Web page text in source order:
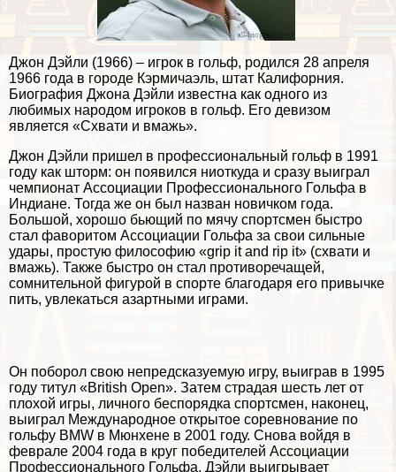
Джон Дэйли (1966) – игрок в гольф, родился 28 апреля
1966 года в городе Кэрмичаэль, штат Калифорния.
Биография Джона Дэйли известна как одного из
любимых народом игроков в гольф. Его девизом
является «Схвати и вмажь».
Джон Дэйли пришел в профессиональный гольф в 1991
году как шторм: он появился ниоткуда и сразу выиграл
чемпионат Ассоциации Профессионального Гольфа в
Индиане. Тогда же он был назван новичком года.
Большой, хорошо бьющий по мячу спортсмен быстро
стал фаворитом Ассоциации Гольфа за свои сильные
удары, простую философию «grip it and rip it» (схвати и
вмажь). Также быстро он стал противоречащей,
сомнительной фигурой в спорте благодаря его привычке
пить, увлекаться азapтными играми.
Он поборол свою непредсказуемую игру, выиграв в 1995
году титул «British Open». Затем страдая шесть лет от
плохой игры, личного беспорядка спортсмен, наконец,
выиграл Международное открытое соревнование по
гольфу BMW в Мюнхене в 2001 году. Снова войдя в
феврале 2004 года в круг победителей Ассоциации
Профессионального Гольфа, Дэйли выигрывает